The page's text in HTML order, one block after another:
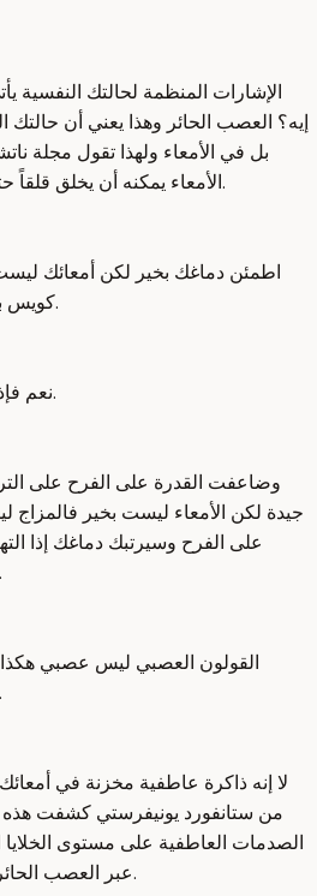
الإشارات المنظمة لحالتك النفسية
إيه؟ العصب الحائر وهذا يعني أن حالتك
بل في الأمعاء ولهذا تقول مجلة
الأمعاء يمكنه أن يخلق قلقاً حتى لو كان الدماغ سليماً تماماً.
اطمئن دماغك بخير لكن أمعائك
كويس بس هنا بقى محتاج شغل كتير.
نعم فإذا التهبت أمعائك ارتبك دماغك.
وضاعفت القدرة على الفرح على
جيدة لكن الأمعاء ليست بخير
على الفرح وسيرتبك دماغك إذا
الصغيرة إلى عواصف مدمرة.
القولون العصبي ليس عصبي هكذا
القولون العصبي ليس عصبي.
من ستانفورد يونيفرستي كشفت هذه
الصدمات العاطفية على مستوى
عبر العصب الحائر إلى الدماغ وإلى الجسم كله.